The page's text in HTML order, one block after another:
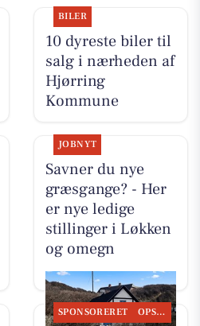
BILER
10 dyreste biler til
salg i nærheden af
Hjørring
Kommune
JOBNYT
Savner du nye
græsgange? - Her
er nye ledige
stillinger i Løkken
og omegn
SPONSORERET OPSLAGSTAVLEN